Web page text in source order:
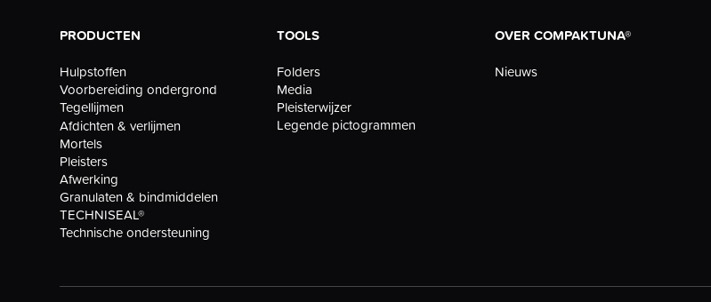
PRODUCTEN
Hulpstoffen
Voorbereiding ondergrond
Tegellijmen
Afdichten & verlijmen
Mortels
Pleisters
Afwerking
Granulaten & bindmiddelen
TECHNISEAL®
Technische ondersteuning
TOOLS
Folders
Media
Pleisterwijzer
Legende pictogrammen
OVER COMPAKTUNA®
Nieuws